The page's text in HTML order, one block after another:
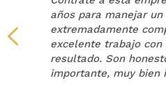
años para manejar un
extremadamente
excelente trabajo con
resultado. Son
importante, muy bien